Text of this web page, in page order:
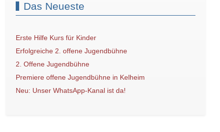
Das Neueste
Erste Hilfe Kurs für Kinder
Erfolgreiche 2. offene Jugendbühne
2. Offene Jugendbühne
Premiere offene Jugendbühne in Kelheim
Neu: Unser WhatsApp-Kanal ist da!